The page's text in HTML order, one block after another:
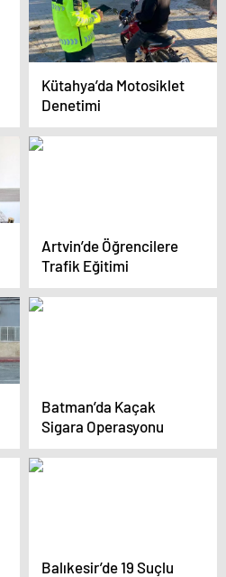
Kütahya’da Motosiklet
Denetimi
Artvin’de Öğrencilere
Trafik Eğitimi
Batman’da Kaçak
Sigara Operasyonu
Balıkesir’de 19 Suçlu